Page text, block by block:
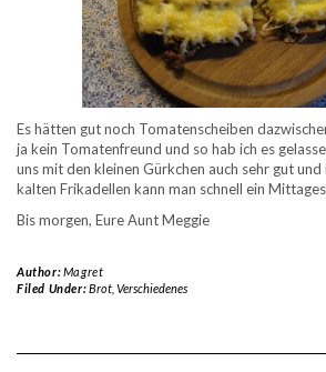
Es hätten gut noch Tomatenscheiben
ja kein Tomatenfreund und so hab ich es
uns mit den kleinen Gürkchen auch sehr gut
kalten Frikadellen kann man schnell ein
Bis morgen, Eure Aunt Meggie
Author:Magret
Filed Under:Brot, Verschiedenes